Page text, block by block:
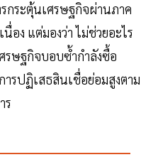
รกระตุ้นเศรษฐกิจผ่านภาค
อง แต่มองว่า ไม่ช่วยอะไร
รษฐกิจบอบซ้ำกำลังซื้อ
ารปฏิเสธสินเชื่อย่อมสูงตาม
ร